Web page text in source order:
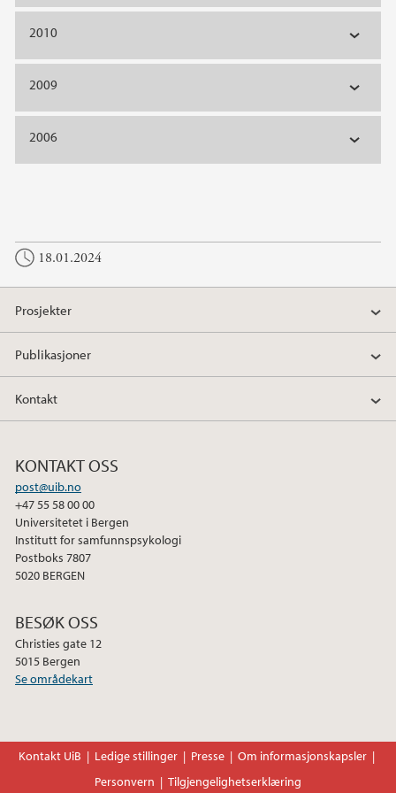
2010
2009
2006
18.01.2024
Prosjekter
Publikasjoner
Kontakt
KONTAKT OSS
post@uib.no
+47 55 58 00 00
Universitetet i Bergen
Institutt for samfunnspsykologi
Postboks 7807
5020 BERGEN
BESØK OSS
Christies gate 12
5015 Bergen
Se områdekart
Kontakt UiB Ledige stillinger Presse
Om informasjonskapsler
Personvern
Tilgjengelighetserklæring